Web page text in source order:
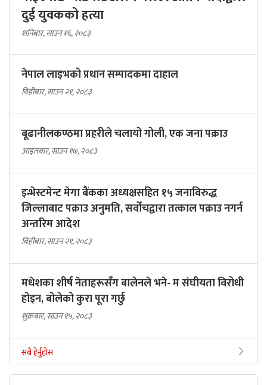
दुई युवकको हत्या
शनिबार, साउन १६, २०८३
नेपाल लाइभको प्रधान सम्पादकमा दाहाल
बिहीबार, साउन २१, २०८३
बूढानीलकण्ठमा प्रहरीले चलायो गोली, एक जना पक्राउ
आइतबार, साउन १७, २०८३
इन्भेस्टमेन्ट मेगा बैंकका अध्यक्षसहित १५ जनाविरुद्ध
जिल्लाबाट पक्राउ अनुमति, सर्वोचद्वारा तत्काल पक्राउ नगर्न
अन्तरिम आदेश
बिहीबार, साउन २१, २०८३
मधेशका शीर्ष नेताहरूसँग बालेनले भने- म संघीयता विरोधी
होइन, बोलेको कुरा पूरा गर्छु
शुक्रबार, साउन १५, २०८३
सबै हेर्नुहोस